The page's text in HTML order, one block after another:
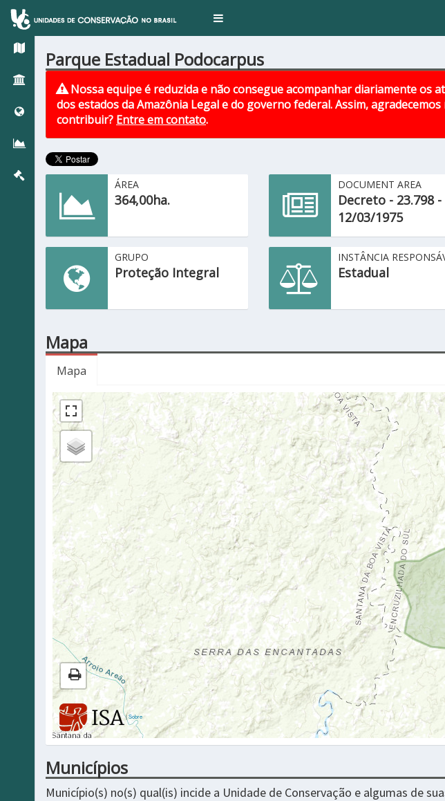
Toggle
Parque Estadual Podocarpus
Nossa equipe é reduzida e não consegue acompanhar diariamente os
dos estados da Amazônia Legal e do governo federal. Assim,
contribuir? Entre em contato.
ÁREA
364,00ha.
DOCUMENT AREA
Decreto - 23.798 -
12/03/1975
GRUPO
Proteção Integral
INSTÂNCIA
Estadual
Mapa
Mapa
|Sobre
Municípios
Município(s) no(s) qual(is) incide a Unidade de Conservação e algumas de